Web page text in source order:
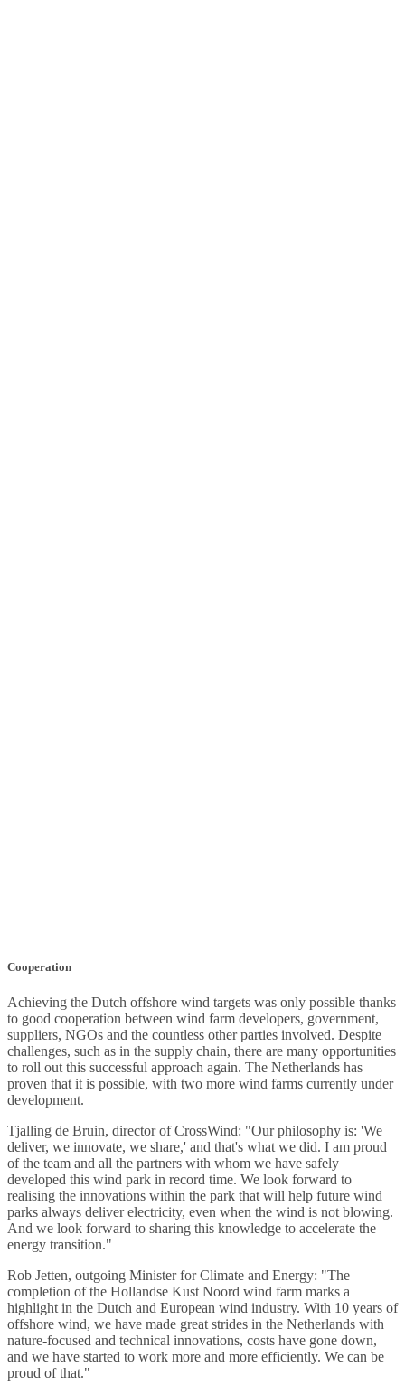
Cooperation
Achieving the Dutch offshore wind targets was only possible thanks
to good cooperation between wind farm developers, government,
suppliers, NGOs and the countless other parties involved. Despite
challenges, such as in the supply chain, there are many opportunities
to roll out this successful approach again. The Netherlands has
proven that it is possible, with two more wind farms currently under
development.
Tjalling de Bruin, director of CrossWind: "Our philosophy is: 'We
deliver, we innovate, we share,' and that's what we did. I am proud
of the team and all the partners with whom we have safely
developed this wind park in record time. We look forward to
realising the innovations within the park that will help future wind
parks always deliver electricity, even when the wind is not blowing.
And we look forward to sharing this knowledge to accelerate the
energy transition."
Rob Jetten, outgoing Minister for Climate and Energy: "The
completion of the Hollandse Kust Noord wind farm marks a
highlight in the Dutch and European wind industry. With 10 years of
offshore wind, we have made great strides in the Netherlands with
nature-focused and technical innovations, costs have gone down,
and we have started to work more and more efficiently. We can be
proud of that."